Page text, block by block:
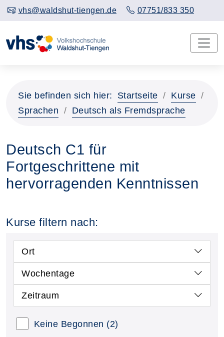
vhs@waldshut-tiengen.de 07751/833 350
Sie befinden sich hier: Startseite
Kurse
Sprachen
Deutsch als Fremdsprache
Deutsch C1 für
Fortgeschrittene mit
hervorragenden Kenntnissen
Kurse filtern nach:
Ort
Wochentage
Zeitraum
Kursstatus auswählen
Keine Begonnen (2)